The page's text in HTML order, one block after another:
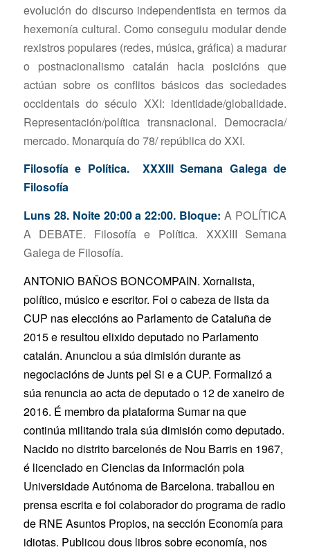
evolución do discurso independentista en termos da
hexemonía cultural. Como conseguiu modular dende
rexistros populares (redes, música, gráfica) a madurar
o postnacionalismo catalán hacia posicións que
actúan sobre os conflitos básicos das sociedades
occidentais do século XXI: identidade/globalidade.
Representación/política transnacional. Democracia/
mercado. Monarquía do 78/ república do XXI.
Filosofía e Política. XXXIII Semana Galega de
Filosofía
Luns 28. Noite 20:00 a 22:00. Bloque:A POLÍTICA
A DEBATE. Filosofía e Política. XXXIII Semana
Galega de Filosofía.
ANTONIO BAÑOS BONCOMPAIN. Xornalista,
político, músico e escritor. Foi o cabeza de lista da
CUP nas eleccións ao Parlamento de Cataluña de
2015 e resultou elixido deputado no Parlamento
catalán. Anunciou a súa dimisión durante as
negociacións de Junts pel Si e a CUP. Formalizó a
súa renuncia ao acta de deputado o 12 de xaneiro de
2016. É membro da plataforma Sumar na que
continúa militando trala súa dimisión como deputado.
Nacido no distrito barcelonés de Nou Barris en 1967,
é licenciado en Ciencias da información pola
Universidade Autónoma de Barcelona. traballou en
prensa escrita e foi colaborador do programa de radio
de RNE Asuntos Propios, na sección Economía para
idiotas. Publicou dous libros sobre economía, nos